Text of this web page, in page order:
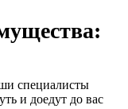
специалисты
и доедут до вас